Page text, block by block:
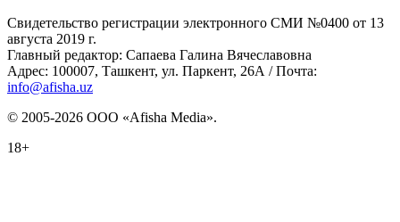
Свидетельство регистрации электронного СМИ №0400 от 13
августа 2019 г.
Главный редактор: Сапаева Галина Вячеславовна
Адрес: 100007, Ташкент, ул. Паркент, 26А / Почта:
info@afisha.uz
© 2005-2026 ООО «Afisha Media».
18+